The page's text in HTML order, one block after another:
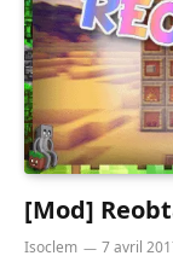
[Mod]
Isoclem 7 avril